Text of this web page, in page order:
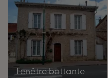
Fenêtre battante